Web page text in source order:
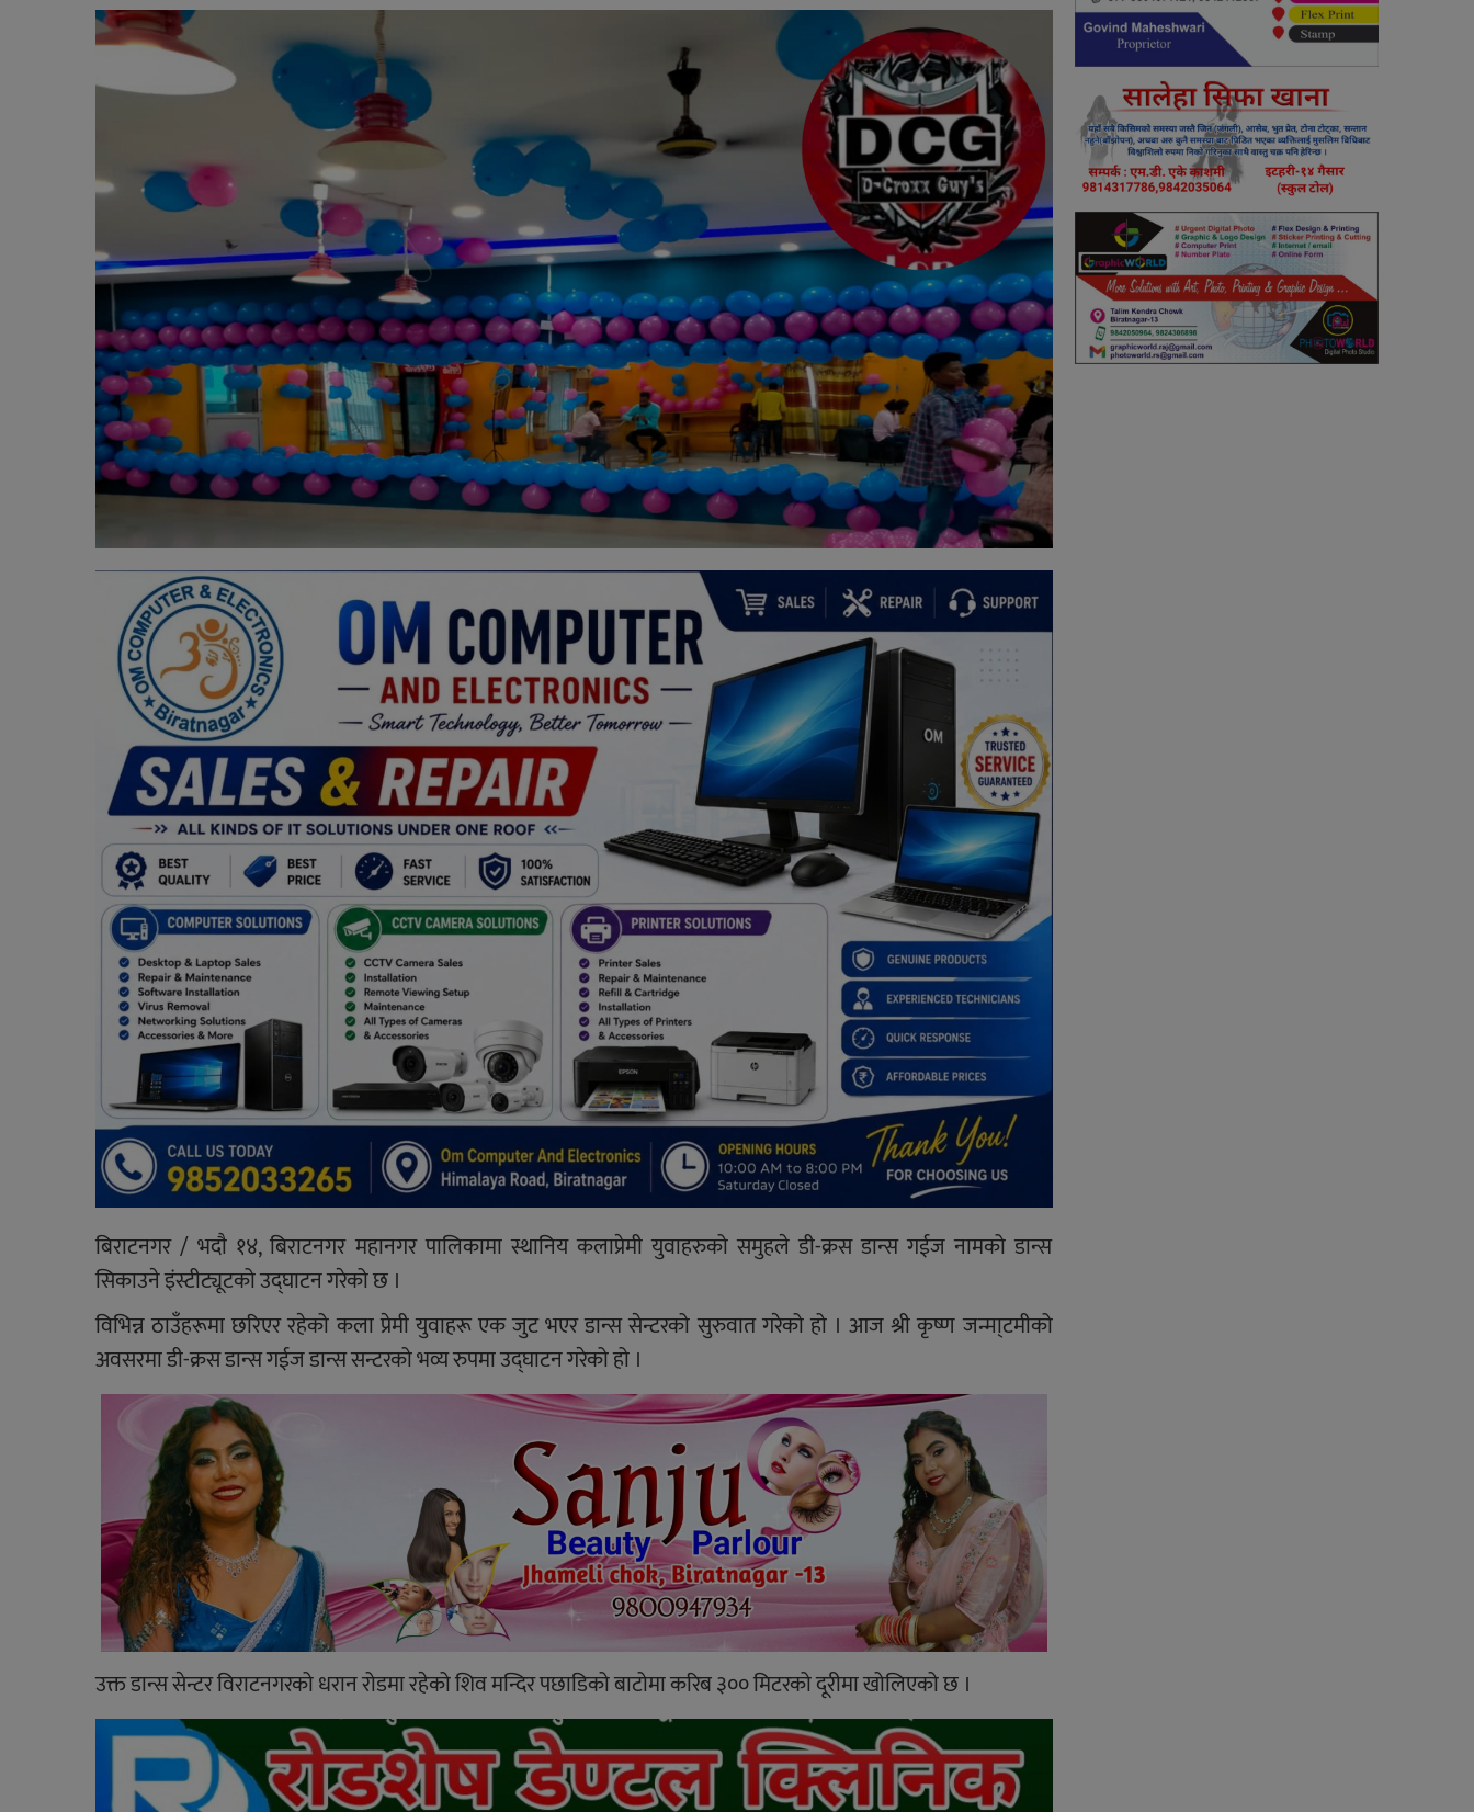
बिराटनगर / भदाै १४, बिराटनगर महानगर पालिकामा स्थानिय कलाप्रेमी युवाहरुको समुहले डी-क्रस डान्स गईज नामको डान्स
सिकाउने इंस्टीट्यूटको उद्घाटन गरेको छ ।
विभिन्न ठाउँहरूमा छरिएर रहेको कला प्रेमी युवाहरू एक जुट भएर डान्स सेन्टरको सुरुवात गरेको हो । आज श्री कृष्ण जन्मा्टमीको
अवसरमा डी-क्रस डान्स गईज डान्स सन्टरको भव्य रुपमा उद्घाटन गरेको हो ।
उक्त डान्स सेन्टर विराटनगरको धरान रोडमा रहेको शिव मन्दिर पछाडिको बाटोमा करिब ३०० मिटरको दूरीमा खोलिएको छ ।